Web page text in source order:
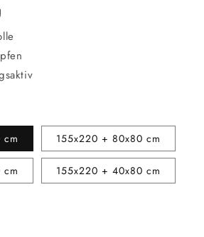
155x220 + 80x80 cm
155x220 + 40x80 cm